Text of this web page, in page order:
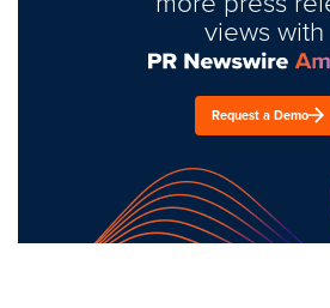
views with
Request a Demo